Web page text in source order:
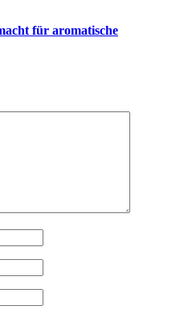
für aromatische